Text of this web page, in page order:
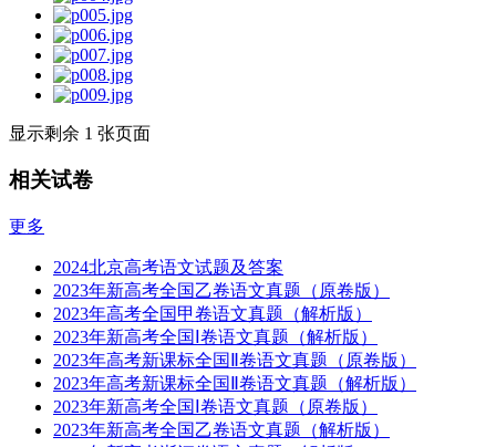
显示剩余 1 张页面
相关试卷
更多
2024北京高考语文试题及答案
2023年新高考全国乙卷语文真题（原卷版）
2023年高考全国甲卷语文真题（解析版）
2023年新高考全国Ⅰ卷语文真题（解析版）
2023年高考新课标全国Ⅱ卷语文真题（原卷版）
2023年高考新课标全国Ⅱ卷语文真题（解析版）
2023年新高考全国Ⅰ卷语文真题（原卷版）
2023年新高考全国乙卷语文真题（解析版）